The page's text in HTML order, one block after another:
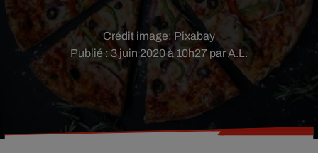
Publié : 3 juin 2020 à 10h27 par A.L.
Crédit image:Pixabay